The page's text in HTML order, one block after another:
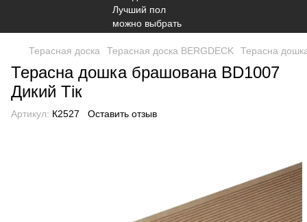
Терасная доска Терасная доска BERGDECK Терасна
Терасна дошка брашована BD1007
Дикий Тік
Артикул: К2527 Оставить отзыв